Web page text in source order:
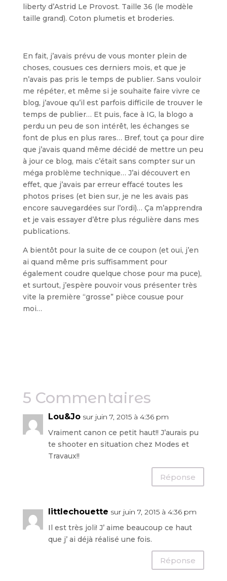
liberty d’Astrid Le Provost. Taille 36 (le modèle
taille grand). Coton plumetis et broderies.
En fait, j’avais prévu de vous monter plein de
choses, cousues ces derniers mois, et que je
n’avais pas pris le temps de publier. Sans vouloir
me répéter, et même si je souhaite faire vivre ce
blog, j’avoue qu’il est parfois difficile de trouver le
temps de publier… Et puis, face à IG, la blogo a
perdu un peu de son intérêt, les échanges se
font de plus en plus rares… Bref, tout ça pour dire
que j’avais quand même décidé de mettre un peu
à jour ce blog, mais c’était sans compter sur un
méga problème technique… J’ai découvert en
effet, que j’avais par erreur effacé toutes les
photos prises (et bien sur, je ne les avais pas
encore sauvegardées sur l’ordi)… Ça m’apprendra
et je vais essayer d’être plus régulière dans mes
publications.
A bientôt pour la suite de ce coupon (et oui, j’en
ai quand même pris suffisamment pour
également coudre quelque chose pour ma puce),
et surtout, j’espère pouvoir vous présenter très
vite la première “grosse” pièce cousue pour
moi…
5 Commentaires
Lou&Jo sur juin 7, 2015 à 4:36 pm
Vraiment canon ce petit haut!! J’aurais pu
te shooter en situation chez Modes et
Travaux!!
Réponse
littlechouette sur juin 7, 2015 à 4:36 pm
Il est très joli! J’ aime beaucoup ce haut
que j’ ai déjà réalisé une fois.
Réponse